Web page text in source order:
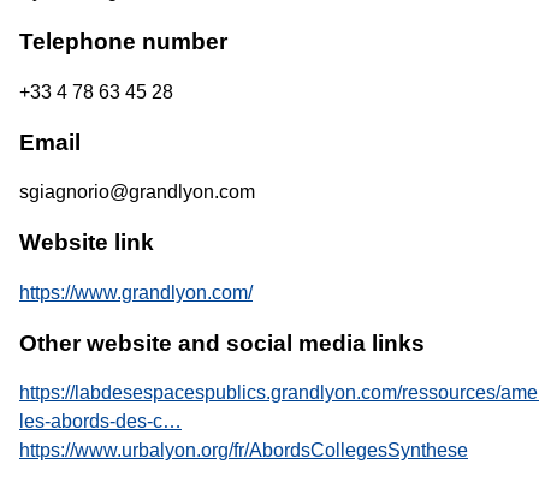
Telephone number
+33 4 78 63 45 28
Email
sgiagnorio@grandlyon.com
Website link
https://www.grandlyon.com/
Other website and social media links
https://labdesespacespublics.grandlyon.com/ressources/
les-abords-des-c…
https://www.urbalyon.org/fr/AbordsCollegesSynthese